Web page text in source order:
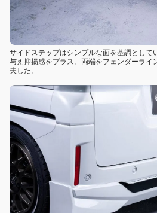
サイドステップはシンプルな面を基調として
与え抑揚感をプラス。両端をフェンダーライ
夫した。